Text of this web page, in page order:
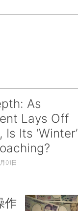
As
Lays Off
Is Its ‘Winter’
01日
作